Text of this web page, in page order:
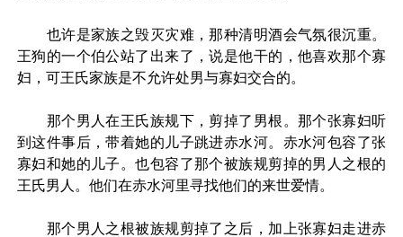
也许是家族之毁灭灾难，那种清明酒会气氛很沉重。
王狗的一个伯公站了出来了，说是他干的，他喜欢那个寡
妇，可王氏家族是不允许处男与寡妇交合的。
那个男人在王氏族规下，剪掉了男根。那个张寡妇听
到这件事后，带着她的儿子跳进赤水河。赤水河包容了张
寡妇和她的儿子。也包容了那个被族规剪掉的男人之根的
王氏男人。他们在赤水河里寻找他们的来世爱情。
那个男人之根被族规剪掉了之后，加上张寡妇走进赤